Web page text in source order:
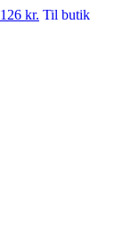
126 kr. Til butik